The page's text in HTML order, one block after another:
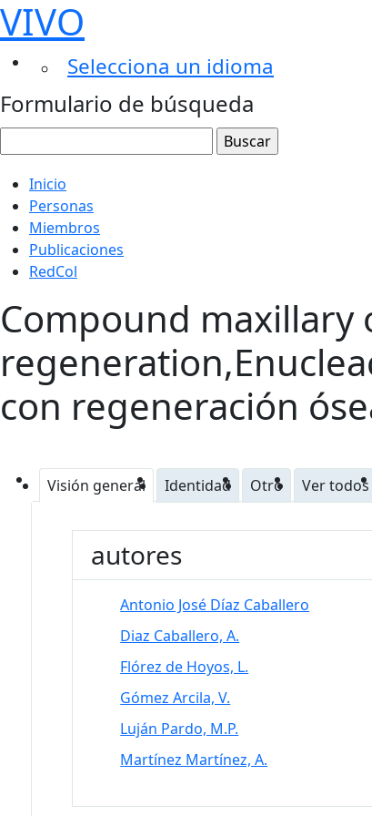
VIVO
Selecciona un idioma
Formulario de búsqueda
Inicio
Personas
Miembros
Publicaciones
RedCol
Compound
con regeneración
Visión general Identidad Otro Ver todos
autores
Antonio José Díaz Caballero
Diaz Caballero, A.
Flórez de Hoyos, L.
Gómez Arcila, V.
Luján Pardo, M.P.
Martínez Martínez, A.